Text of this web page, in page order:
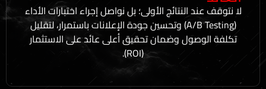
النتائج الأولى؛ بل نواصل إجراء اختبارات الأداء
(A/B Testing) وتحسين جودة الإعلانات باستمرار، لتقليل
وضمان تحقيق أعلى عائد على الاستثمار